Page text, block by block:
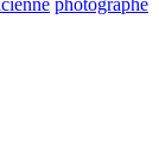
photographe